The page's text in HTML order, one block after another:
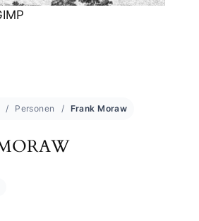
Personen Frank Moraw